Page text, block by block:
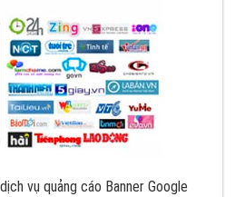
vụ quảng cáo Banner Google